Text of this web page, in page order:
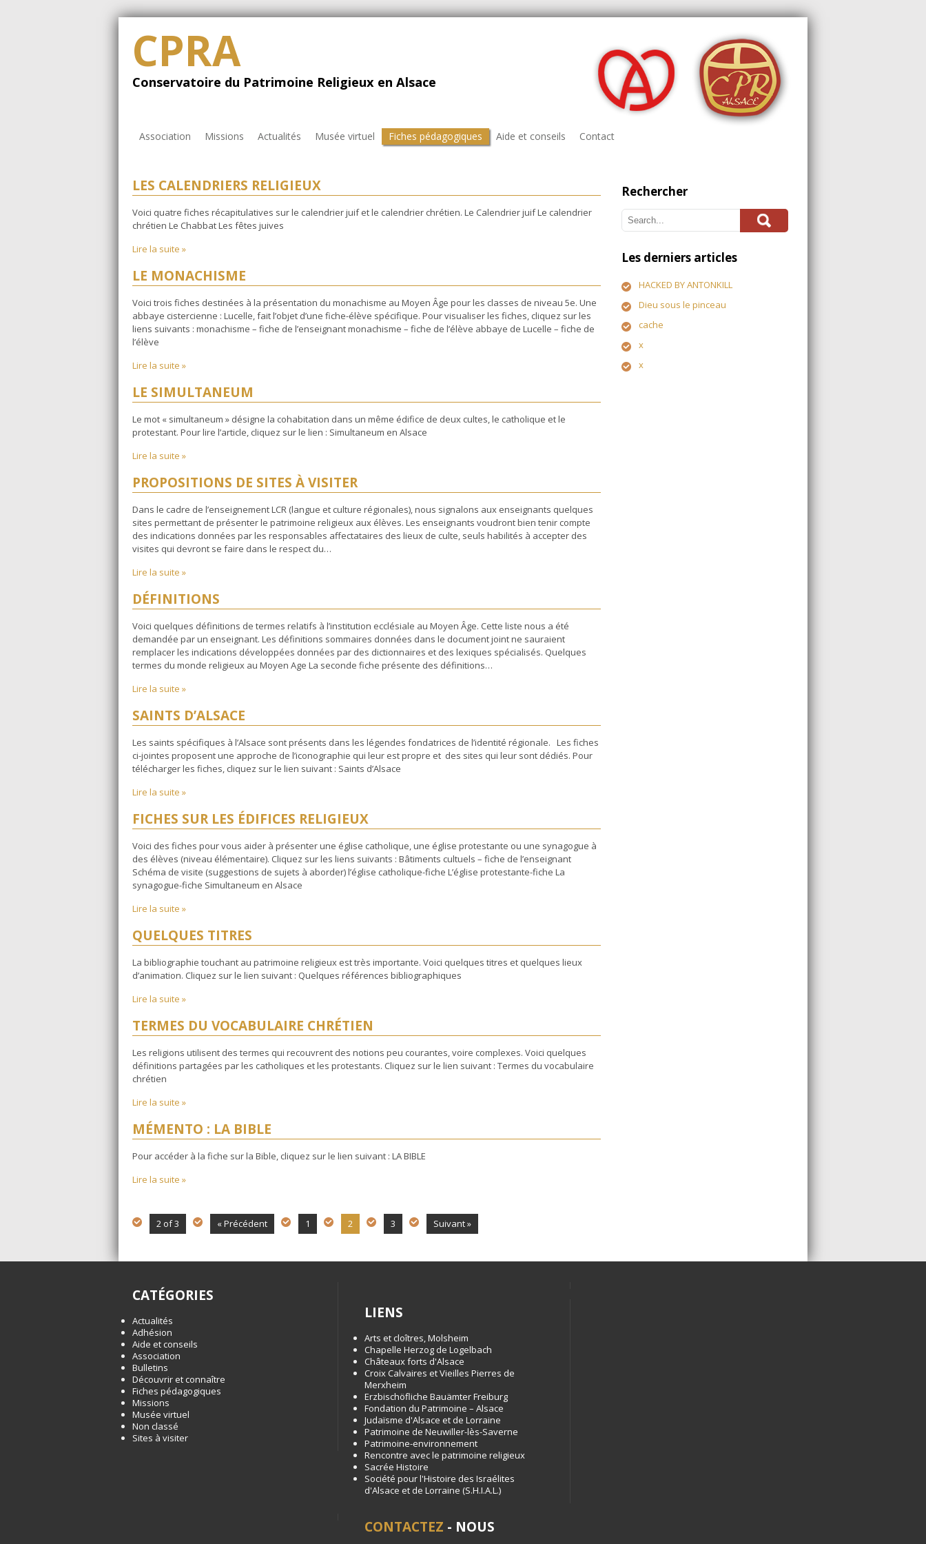
CPRA
Conservatoire du Patrimoine Religieux en Alsace
Association Missions Actualités Musée virtuel Fiches pédagogiques Aide et conseils Contact
LES CALENDRIERS RELIGIEUX
Voici quatre fiches récapitulatives sur le calendrier juif et le calendrier chrétien. Le Calendrier juif Le calendrier
chrétien Le Chabbat Les fêtes juives
Lire la suite »
LE MONACHISME
Voici trois fiches destinées à la présentation du monachisme au Moyen Âge pour les classes de niveau 5e. Une
abbaye cistercienne : Lucelle, fait l’objet d’une fiche-élève spécifique. Pour visualiser les fiches, cliquez sur les
liens suivants : monachisme – fiche de l’enseignant monachisme – fiche de l’élève abbaye de Lucelle – fiche de
l’élève
Lire la suite »
LE SIMULTANEUM
Le mot « simultaneum » désigne la cohabitation dans un même édifice de deux cultes, le catholique et le
protestant. Pour lire l’article, cliquez sur le lien : Simultaneum en Alsace
Lire la suite »
PROPOSITIONS DE SITES À VISITER
Dans le cadre de l’enseignement LCR (langue et culture régionales), nous signalons aux enseignants quelques
sites permettant de présenter le patrimoine religieux aux élèves. Les enseignants voudront bien tenir compte
des indications données par les responsables affectataires des lieux de culte, seuls habilités à accepter des
visites qui devront se faire dans le respect du…
Lire la suite »
DÉFINITIONS
Voici quelques définitions de termes relatifs à l’institution ecclésiale au Moyen Âge. Cette liste nous a été
demandée par un enseignant. Les définitions sommaires données dans le document joint ne sauraient
remplacer les indications développées données par des dictionnaires et des lexiques spécialisés. Quelques
termes du monde religieux au Moyen Age La seconde fiche présente des définitions…
Lire la suite »
SAINTS D’ALSACE
Les saints spécifiques à l’Alsace sont présents dans les légendes fondatrices de l’identité régionale. Les fiches
ci-jointes proposent une approche de l’iconographie qui leur est propre et des sites qui leur sont dédiés. Pour
télécharger les fiches, cliquez sur le lien suivant : Saints d’Alsace
Lire la suite »
FICHES SUR LES ÉDIFICES RELIGIEUX
Voici des fiches pour vous aider à présenter une église catholique, une église protestante ou une synagogue à
des élèves (niveau élémentaire). Cliquez sur les liens suivants : Bâtiments cultuels – fiche de l’enseignant
Schéma de visite (suggestions de sujets à aborder) l’église catholique-fiche L’église protestante-fiche La
synagogue-fiche Simultaneum en Alsace
Lire la suite »
QUELQUES TITRES
La bibliographie touchant au patrimoine religieux est très importante. Voici quelques titres et quelques lieux
d’animation. Cliquez sur le lien suivant : Quelques références bibliographiques
Lire la suite »
TERMES DU VOCABULAIRE CHRÉTIEN
Les religions utilisent des termes qui recouvrent des notions peu courantes, voire complexes. Voici quelques
définitions partagées par les catholiques et les protestants. Cliquez sur le lien suivant : Termes du vocabulaire
chrétien
Lire la suite »
MÉMENTO : LA BIBLE
Pour accéder à la fiche sur la Bible, cliquez sur le lien suivant : LA BIBLE
Lire la suite »
2 of 3 « Précédent 1 2 3 Suivant »
Rechercher
Les derniers articles
HACKED BY ANTONKILL
Dieu sous le pinceau
cache
x
x
CATÉGORIES
Actualités
Adhésion
Aide et conseils
Association
Bulletins
Découvrir et connaître
Fiches pédagogiques
Missions
Musée virtuel
Non classé
Sites à visiter
LIENS
Arts et cloîtres, Molsheim
Chapelle Herzog de Logelbach
Châteaux forts d'Alsace
Croix Calvaires et Vieilles Pierres de
Merxheim
Erzbischöfliche Bauämter Freiburg
Fondation du Patrimoine – Alsace
Judaïsme d'Alsace et de Lorraine
Patrimoine de Neuwiller-lès-Saverne
Patrimoine-environnement
Rencontre avec le patrimoine religieux
Sacrée Histoire
Société pour l'Histoire des Israélites
d'Alsace et de Lorraine (S.H.I.A.L.)
CONTACTEZ - NOUS